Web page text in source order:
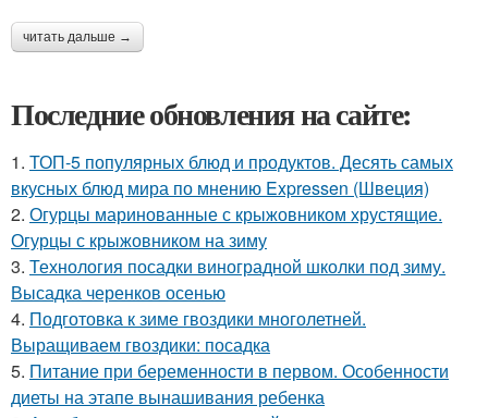
читать дальше →
Последние обновления на сайте:
1. ТОП-5 популярных блюд и продуктов. Десять самых
вкусных блюд мира по мнению Expressen (Швеция)
2. Огурцы маринованные с крыжовником хрустящие.
Огурцы с крыжовником на зиму
3. Технология посадки виноградной школки под зиму.
Высадка черенков осенью
4. Подготовка к зиме гвоздики многолетней.
Выращиваем гвоздики: посадка
5. Питание при беременности в первом. Особенности
диеты на этапе вынашивания ребенка